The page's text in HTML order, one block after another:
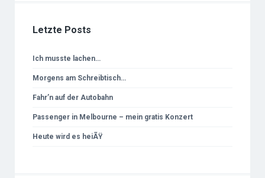
Letzte Posts
Ich musste lachen…
Morgens am Schreibtisch…
Fahr’n auf der Autobahn
Passenger in Melbourne – mein gratis Konzert
Heute wird es heiÃŸ